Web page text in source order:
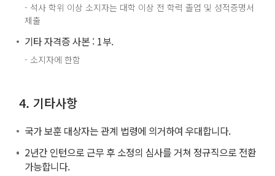
- 석사 학위 이상 소지자는 대학 이상 전 학력 졸업 및 성적증명서
제출
기타 자격증 사본 : 1부.
- 소지자에 한함
4. 기타사항
국가 보훈 대상자는 관계 법령에 의거하여 우대합니다.
2년간 인턴으로 근무 후 소정의 심사를 거쳐 정규직으로 전환
가능합니다.